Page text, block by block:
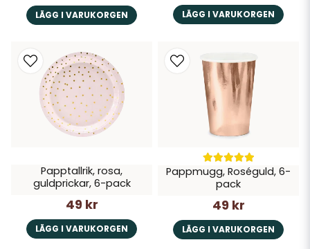
LÄGG I VARUKORGEN LÄGG I VARUKORGEN
Papptallrik, rosa,
guldprickar, 6-pack
49 kr
LÄGG I VARUKORGEN
Pappmugg, Roséguld, 6-
pack
49 kr
LÄGG I VARUKORGEN